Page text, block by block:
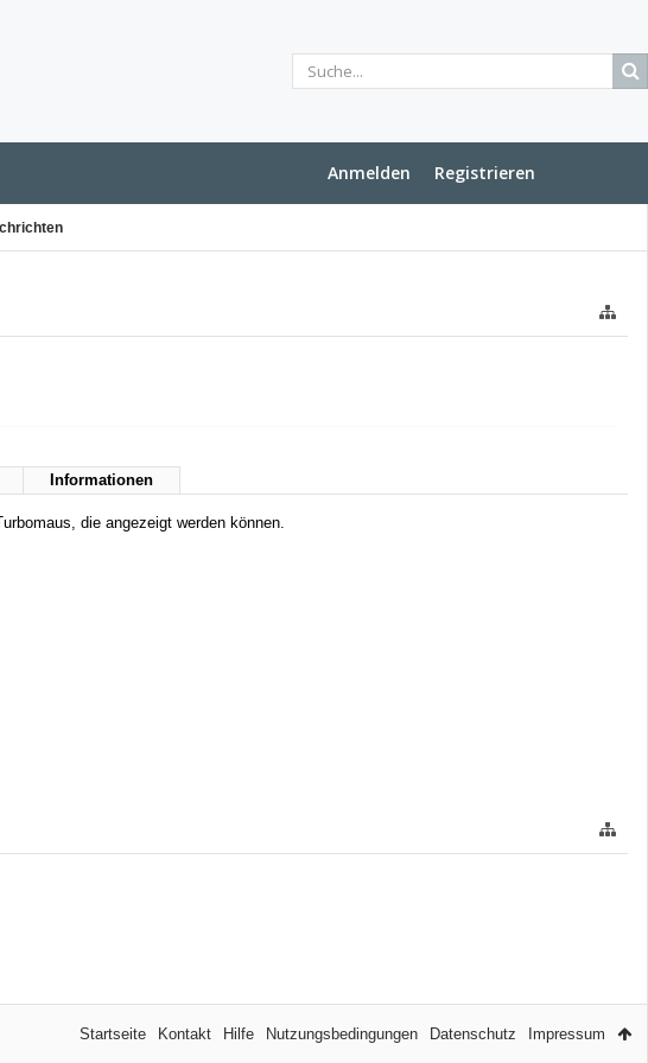
Anmelden Registrieren
Informationen
die angezeigt werden können.
Startseite Kontakt Hilfe Nutzungsbedingungen Datenschutz Impressum